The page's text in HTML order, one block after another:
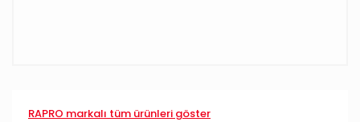
RAPRO markalı tüm ürünleri göster